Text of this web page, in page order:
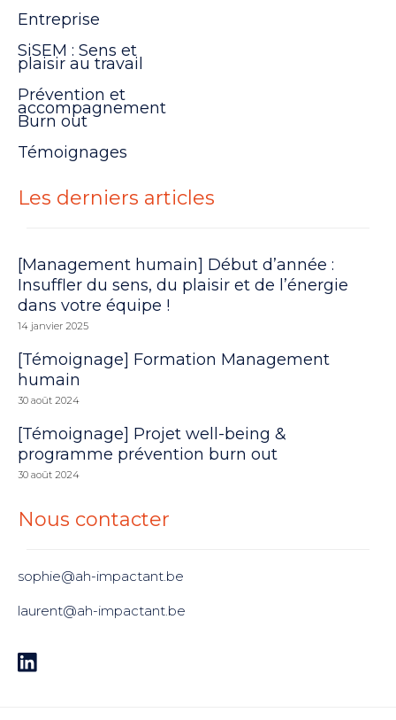
Entreprise
SiSEM : Sens et
plaisir au travail
Prévention et
accompagnement
Burn out
Témoignages
Les derniers articles
[Management humain] Début d’année :
Insuffler du sens, du plaisir et de l’énergie
dans votre équipe !
14 janvier 2025
[Témoignage] Formation Management
humain
30 août 2024
[Témoignage] Projet well-being &
programme prévention burn out
30 août 2024
Nous contacter
sophie@ah-impactant.be
laurent@ah-impactant.be